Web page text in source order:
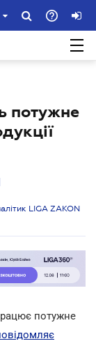
потужне
LIGA ZAKON
потужне